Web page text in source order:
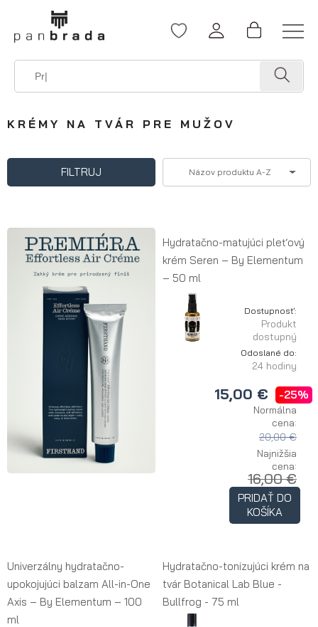
KRÉMY NA TVÁR PRE MUŽOV
FILTRUJ Názov produktu A-Z
Hydratačno-matujúci pleťový
krém Seren – By Elementum
– 50 ml
Dostupnosť:
Produkt
dostupný
Odoslané do:
24 hodiny
15,00 € -25%
Normálna
cena:
20,00 €
Najnižšia
cena:
16,00 €
PRIDAŤ DO
KOŠÍKA
Univerzálny hydratačno-
upokojujúci balzam All-in-One
Axis – By Elementum – 100
ml
Hydratačno-tonizujúci krém na
tvár Botanical Lab Blue -
Bullfrog - 75 ml